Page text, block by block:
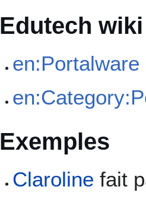
Edutech
en:Portalware
Exemples
Claroline fait